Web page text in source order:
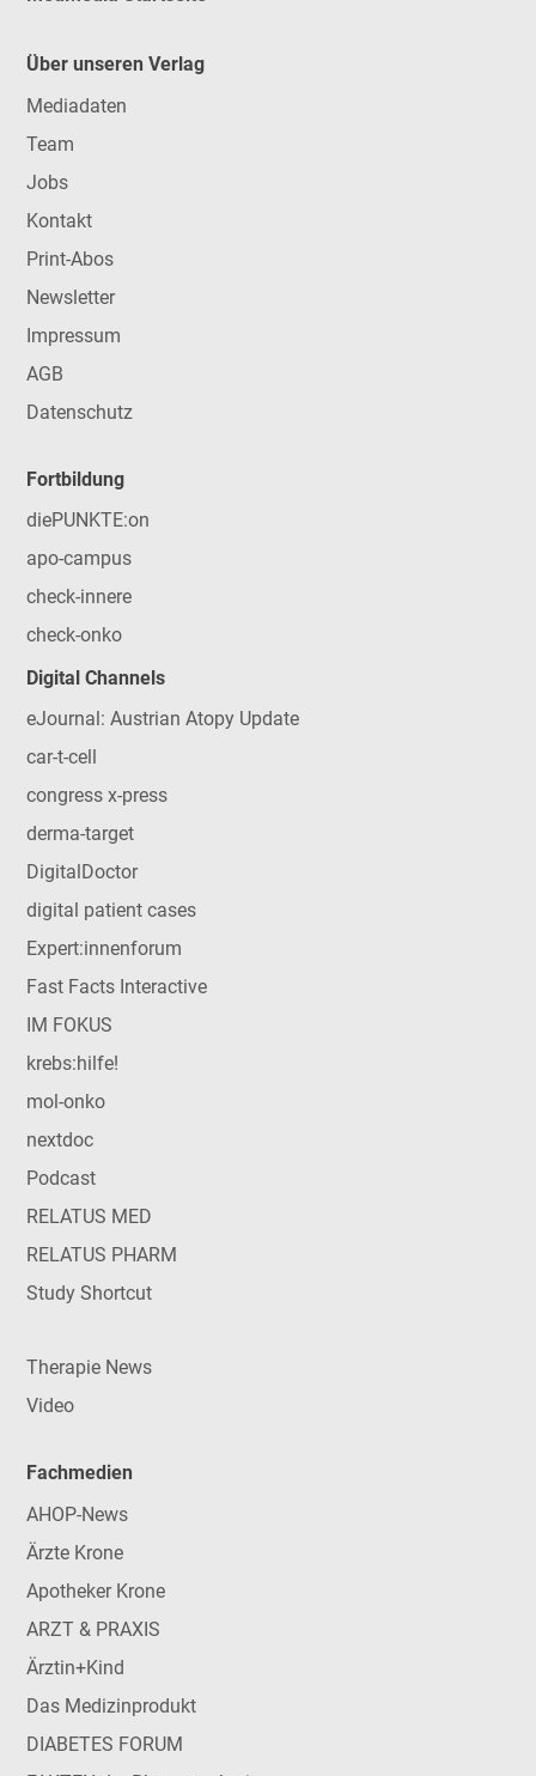
Über unseren Verlag
Mediadaten
Team
Jobs
Kontakt
Print-Abos
Newsletter
Impressum
AGB
Datenschutz
Fortbildung
diePUNKTE:on
apo-campus
check-innere
check-onko
Digital Channels
eJournal: Austrian Atopy Update
car-t-cell
congress x-press
derma-target
DigitalDoctor
digital patient cases
Expert:innenforum
Fast Facts Interactive
IM FOKUS
krebs:hilfe!
mol-onko
nextdoc
Podcast
RELATUS MED
RELATUS PHARM
Study Shortcut
Therapie News
Video
Fachmedien
AHOP-News
Ärzte Krone
Apotheker Krone
ARZT & PRAXIS
Ärztin+Kind
Das Medizinprodukt
DIABETES FORUM